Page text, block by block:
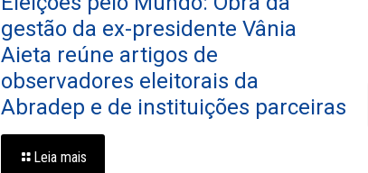
gestão da ex-presidente Vânia
Aieta reúne artigos de
observadores eleitorais da
Abradep e de instituições parceiras
Leia mais